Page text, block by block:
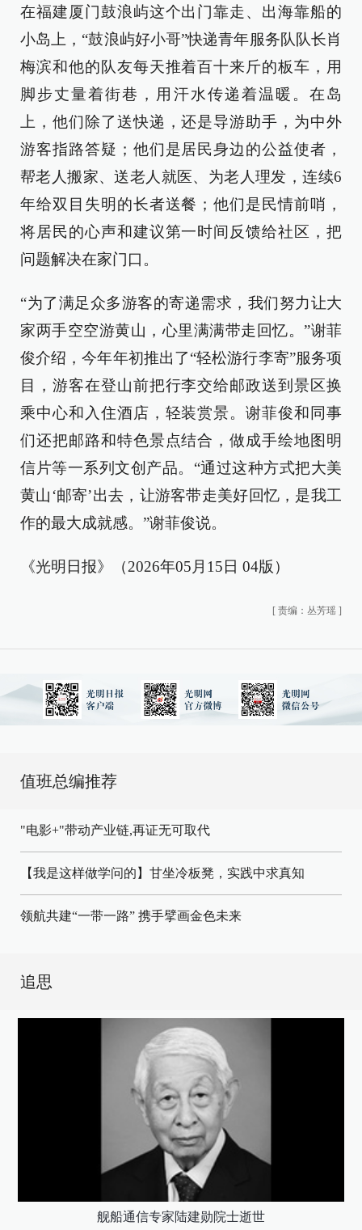
在福建厦门鼓浪屿这个出门靠走、出海靠船的
小岛上，“鼓浪屿好小哥”快递青年服务队队长肖
梅滨和他的队友每天推着百十来斤的板车，用
脚步丈量着街巷，用汗水传递着温暖。在岛
上，他们除了送快递，还是导游助手，为中外
游客指路答疑；他们是居民身边的公益使者，
帮老人搬家、送老人就医、为老人理发，连续6
年给双目失明的长者送餐；他们是民情前哨，
将居民的心声和建议第一时间反馈给社区，把
问题解决在家门口。
“为了满足众多游客的寄递需求，我们努力让大
家两手空空游黄山，心里满满带走回忆。”谢菲
俊介绍，今年年初推出了“轻松游行李寄”服务项
目，游客在登山前把行李交给邮政送到景区换
乘中心和入住酒店，轻装赏景。谢菲俊和同事
们还把邮路和特色景点结合，做成手绘地图明
信片等一系列文创产品。“通过这种方式把大美
黄山‘邮寄’出去，让游客带走美好回忆，是我工
作的最大成就感。”谢菲俊说。
《光明日报》（2026年05月15日 04版）
[ 责编：丛芳瑶 ]
值班总编推荐
"电影+"带动产业链,再证无可取代
【我是这样做学问的】甘坐冷板凳，实践中求真知
领航共建“一带一路” 携手擘画金色未来
追思
舰船通信专家陆建勋院士逝世